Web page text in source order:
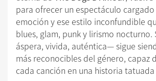
para ofrecer un espectáculo
emoción y ese estilo inconfundible
blues, glam, punk y lirismo nocturno.
áspera, vivida, auténtica— sigue
más reconocibles del género, capaz
cada canción en una historia